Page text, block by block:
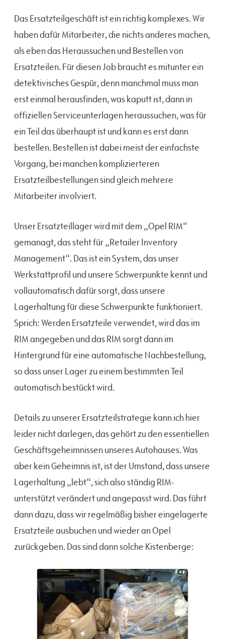
Das Ersatzteilgeschäft ist ein richtig komplexes. Wir
haben dafür Mitarbeiter, die nichts anderes machen,
als eben das Heraussuchen und Bestellen von
Ersatzteilen. Für diesen Job braucht es mitunter ein
detektivisches Gespür, denn manchmal muss man
erst einmal herausfinden, was kaputt ist, dann in
offiziellen Serviceunterlagen heraussuchen, was für
ein Teil das überhaupt ist und kann es erst dann
bestellen. Bestellen ist dabei meist der einfachste
Vorgang, bei manchen komplizierteren
Ersatzteilbestellungen sind gleich mehrere
Mitarbeiter involviert.
Unser Ersatzteillager wird mit dem „Opel RIM“
gemanagt, das steht für „Retailer Inventory
Management“. Das ist ein System, das unser
Werkstattprofil und unsere Schwerpunkte kennt und
vollautomatisch dafür sorgt, dass unsere
Lagerhaltung für diese Schwerpunkte funktioniert.
Sprich: Werden Ersatzteile verwendet, wird das im
RIM angegeben und das RIM sorgt dann im
Hintergrund für eine automatische Nachbestellung,
so dass unser Lager zu einem bestimmten Teil
automatisch bestückt wird.
Details zu unserer Ersatzteilstrategie kann ich hier
leider nicht darlegen, das gehört zu den essentiellen
Geschäftsgeheimnissen unseres Autohauses. Was
aber kein Geheimnis ist, ist der Umstand, dass unsere
Lagerhaltung „lebt“, sich also ständig RIM-
unterstützt verändert und angepasst wird. Das führt
dann dazu, dass wir regelmäßig bisher eingelagerte
Ersatzteile ausbuchen und wieder an Opel
zurückgeben. Das sind dann solche Kistenberge: